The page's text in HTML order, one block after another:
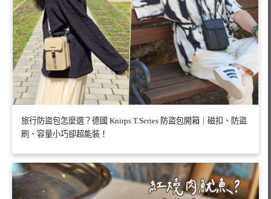
旅行防盜包怎麼選？德國 Knirps T.Series 防盜包開箱｜磁扣、防盜
刷、容量小巧卻超能裝！